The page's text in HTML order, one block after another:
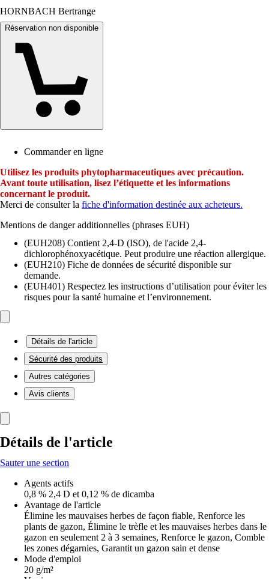
HORNBACH Bertrange
Réservation non disponible
Commander en ligne
Utilisez les produits phytopharmaceutiques avec précaution.
Avant toute utilisation, lisez l’étiquette et les informations
concernant le produit.
Merci de consulter la fiche d'information destinée aux acheteurs.
Mentions de danger additionnelles (phrases EUH)
(EUH208) Contient 2,4-D (ISO), de l'acide 2,4-
dichlorophénoxyacétique. Peut produire une réaction allergique.
(EUH210) Fiche de données de sécurité disponible sur
demande.
(EUH401) Respectez les instructions d’utilisation pour éviter les
risques pour la santé humaine et l’environnement.
Détails de l'article
Sécurité des produits
Autres catégories
Avis clients
Détails de l'article
Sauter une section
Agents actifs
0,8 % 2,4 D et 0,12 % de dicamba
Avantage de l'article
Élimine les mauvaises herbes de façon fiable, Renforce les
plants de gazon, Élimine le trèfle et les mauvaises herbes dans le
gazon en seulement 2 à 3 semaines, Renforce le gazon, Comble
les zones dégarnies, Garantit un gazon sain et dense
Mode d'emploi
20 g/m²